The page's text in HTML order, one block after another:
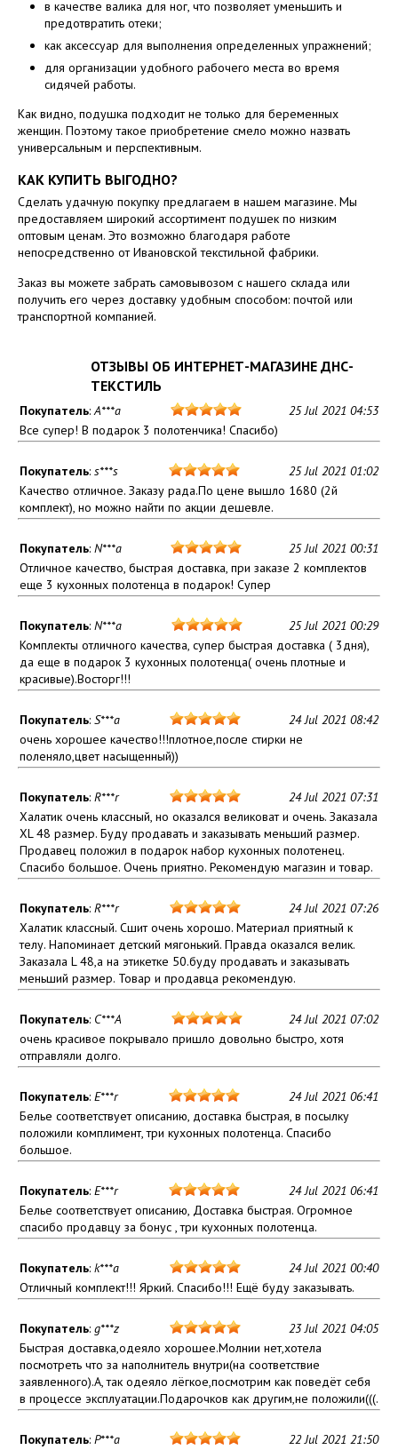
в качестве валика для ног, что позволяет уменьшить и
предотвратить отеки;
как аксессуар для выполнения определенных упражнений;
для организации удобного рабочего места во время
сидячей работы.
Как видно, подушка подходит не только для беременных
женщин. Поэтому такое приобретение смело можно назвать
универсальным и перспективным.
КАК КУПИТЬ ВЫГОДНО?
Сделать удачную покупку предлагаем в нашем магазине. Мы
предоставляем широкий ассортимент подушек по низким
оптовым ценам. Это возможно благодаря работе
непосредственно от Ивановской текстильной фабрики.
Заказ вы можете забрать самовывозом с нашего склада или
получить его через доставку удобным способом: почтой или
транспортной компанией.
ОТЗЫВЫ ОБ ИНТЕРНЕТ-МАГАЗИНЕ ДНС-
ТЕКСТИЛЬ
Покупатель:A***a
25 Jul 2021 04:53
Все супер! В подарок 3 полотенчика! Спасибо)
Покупатель: s***s
25 Jul 2021 01:02
Качество отличное. Заказу рада.По цене вышло 1680 (2й
комплект), но можно найти по акции дешевле.
Покупатель: N***a
25 Jul 2021 00:31
Отличное качество, быстрая доставка, при заказе 2 комплектов
еще 3 кухонных полотенца в подарок! Супер
Покупатель: N***a
25 Jul 2021 00:29
Комплекты отличного качества, супер быстрая доставка ( 3дня),
да еще в подарок 3 кухонных полотенца( очень плотные и
красивые).Восторг!!!
Покупатель: S***a
24 Jul 2021 08:42
очень хорошее качество!!!плотное,после стирки не
поленяло,цвет насыщенный))
Покупатель: R***r
24 Jul 2021 07:31
Халатик очень классный, но оказался великоват и очень. Заказала
XL 48 размер. Буду продавать и заказывать меньший размер.
Продавец положил в подарок набор кухонных полотенец.
Спасибо большое. Очень приятно. Рекомендую магазин и товар.
Покупатель: R***r
24 Jul 2021 07:26
Халатик классный. Сшит очень хорошо. Материал приятный к
телу. Напоминает детский мягонький. Правда оказался велик.
Заказала L 48,а на этикетке 50.буду продавать и заказывать
меньший размер. Товар и продавца рекомендую.
Покупатель: C***A
24 Jul 2021 07:02
очень красивое покрывало пришло довольно быстро, хотя
отправляли долго.
Покупатель: E***r
24 Jul 2021 06:41
Белье соответствует описанию, доставка быстрая, в посылку
положили комплимент, три кухонных полотенца. Спасибо
большое.
Покупатель: E***r
24 Jul 2021 06:41
Белье соответствует описанию, Доставка быстрая. Огромное
спасибо продавцу за бонус , три кухонных полотенца.
Покупатель: k***a
24 Jul 2021 00:40
Отличный комплект!!! Яркий. Спасибо!!! Ещё буду заказывать.
Покупатель: g***z
23 Jul 2021 04:05
Быстрая доставка,одеяло хорошее.Молнии нет,хотела
посмотреть что за наполнитель внутри(на соответствие
заявленного).А, так одеяло лёгкое,посмотрим как поведёт себя
в процессе эксплуатации.Подарочков как другим,не положили(((.
Покупатель: P***a
22 Jul 2021 21:50